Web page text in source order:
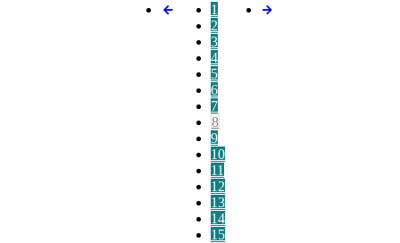
1
2
3
4
5
6
7
8
9
10
11
12
13
14
15